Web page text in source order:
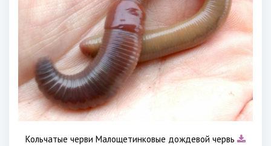
Кольчатые черви Малощетинковые дождевой червь